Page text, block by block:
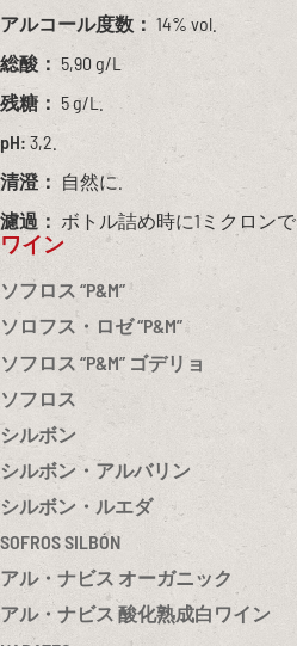
ワイン
ソフロス “P&M”
ソロフス・ロゼ “P&M”
ソフロス “P&M” ゴデリョ
ソフロス
シルボン
シルボン・アルバリン
シルボン・ルエダ
SOFROS SILBÓN
アル・ナビス オーガニック
アル・ナビス 酸化熟成白ワイン
アルコール度数： 14% vol.
総酸： 5,90 g/L
残糖： 5 g/L.
pH: 3,2.
清澄： 自然に.
濾過： ボトル詰め時に1ミクロンで.